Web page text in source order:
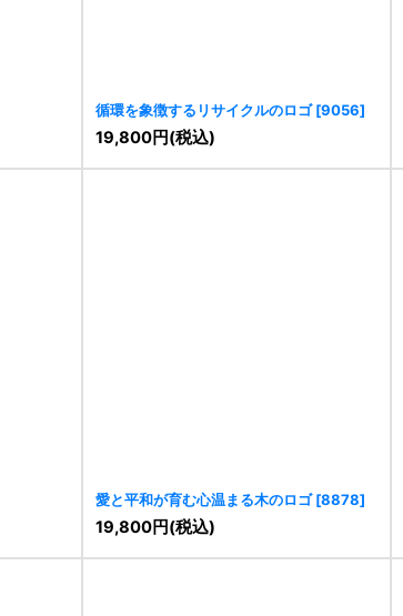
循環を象徴するリサイクルのロゴ [9056]
19,800円(税込)
愛と平和が育む心温まる木のロゴ [8878]
19,800円(税込)